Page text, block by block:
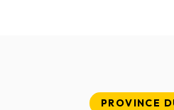
PROVINCE